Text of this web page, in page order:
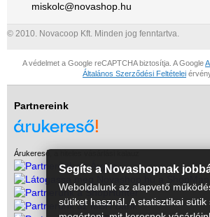
miskolc@novashop.hu
© 2010. Novacoop Kft. Minden jog fenntartva.
A védelmet a Google reCAPTCHA biztosítja. A Google
Általános Szerződési Feltételei
Partnereink
Árukereső, a hiteles vásárlási kalauz
Segíts a Novashopnak
Weboldalunk az alapvető
sütiket használ. A statisztikai